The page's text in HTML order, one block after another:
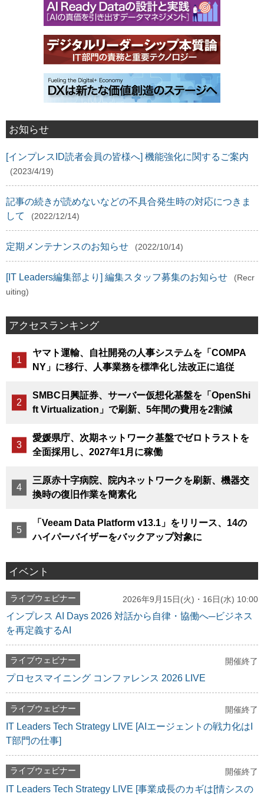
お知らせ
[インプレスID読者会員の皆様へ] 機能強化に関するご案内
(2023/4/19)
記事の続きが読めないなどの不具合発生時の対応につきま
して
(2022/12/14)
定期メンテナンスのお知らせ (2022/10/14)
[IT Leaders編集部より] 編集スタッフ募集のお知らせ
(Recr
uiting)
アクセスランキング
ヤマト運輸、自社開発の人事システムを「COMPA
NY」に移行、人事業務を標準化し法改正に追従
SMBC日興証券、サーバー仮想化基盤を「OpenShi
ft Virtualization」で刷新、5年間の費用を2割減
愛媛県庁、次期ネットワーク基盤でゼロトラストを
全面採用し、2027年1月に稼働
三原赤十字病院、院内ネットワークを刷新、機器交
換時の復旧作業を簡素化
「Veeam Data Platform v13.1」をリリース、14の
ハイパーバイザーをバックアップ対象に
イベント
ライブウェビナー 2026年9月15日(火)・16日(水) 10:00
インプレス AI Days 2026 対話から自律・協働へ─ビジネス
を再定義するAI
ライブウェビナー 開催終了
プロセスマイニング コンファレンス 2026 LIVE
ライブウェビナー 開催終了
IT Leaders Tech Strategy LIVE [AIエージェントの戦力化はI
T部門の仕事]
ライブウェビナー 開催終了
IT Leaders Tech Strategy LIVE [事業成長のカギは[情シスの